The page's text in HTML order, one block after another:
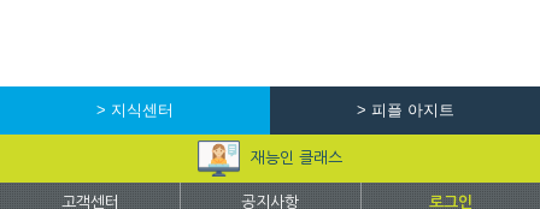
> 지식센터 > 피플 아지트
재능인 클래스
고객센터 공지사항 로그인